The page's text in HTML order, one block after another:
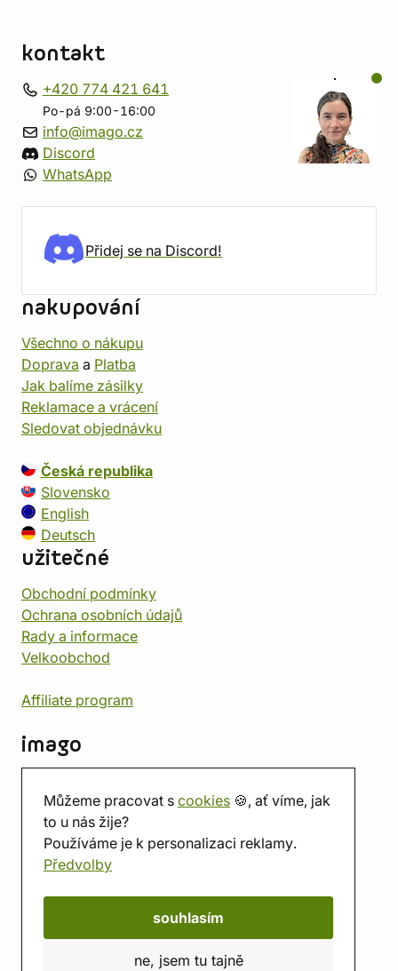
Můžeme pracovat s cookies 🍪, ať víme, jak
to u nás žije?
Používáme je k personalizaci reklamy.
Předvolby
souhlasím
ne, jsem tu tajně
kontakt
+420 774 421 641
Po-pá 9:00-16:00
info@imago.cz
Discord
WhatsApp
Přidej se na Discord!
nakupování
Všechno o nákupu
Doprava a Platba
Jak balíme zásilky
Reklamace a vrácení
Sledovat objednávku
Česká republika
Slovensko
English
Deutsch
užitečné
Obchodní podmínky
Ochrana osobních údajů
Rady a informace
Velkoobchod
Affiliate program
imago
Prodejna
Herna
O nás
Hodnocení obchodu